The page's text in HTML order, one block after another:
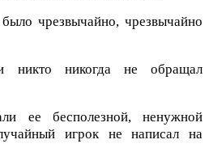
чрезвычайно, чрезвычайно
никто никогда не обращал
ее бесполезной, ненужной
игрок не написал на